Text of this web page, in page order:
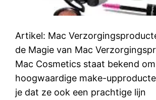
Artikel: Mac
de Magie van Mac
Mac Cosmetics staat bekend
hoogwaardige make-
je dat ze ook een prachtige lijn